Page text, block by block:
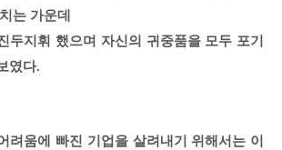
는 가운데
두지휘 했으며 자신의 귀중품을 모두 포기
였다.
려움에 빠진 기업을 살려내기 위해서는 이